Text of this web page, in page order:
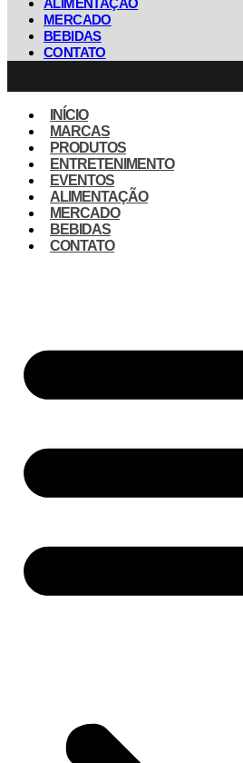
ALIMENTAÇÃO
MERCADO
BEBIDAS
CONTATO
INÍCIO
MARCAS
PRODUTOS
ENTRETENIMENTO
EVENTOS
ALIMENTAÇÃO
MERCADO
BEBIDAS
CONTATO